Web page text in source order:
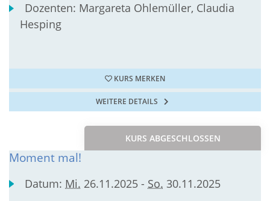
Dozenten: Margareta Ohlemüller, Claudia
Hesping
KURS MERKEN
WEITERE DETAILS
KURS ABGESCHLOSSEN
Moment mal!
Datum: Mi. 26.11.2025 - So. 30.11.2025